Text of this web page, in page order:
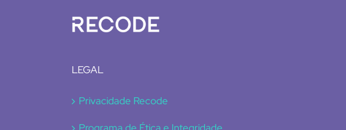
LEGAL
Privacidade Recode
Programa de Ética e Integridade